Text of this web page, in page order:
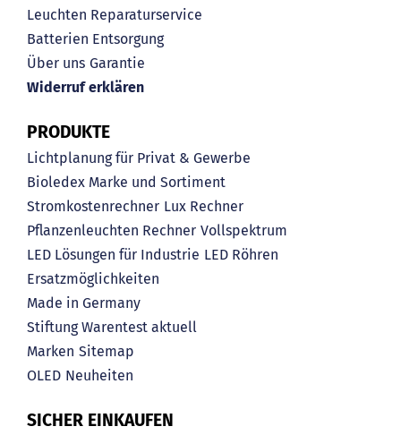
Leuchten Reparaturservice
Batterien Entsorgung
Über uns Garantie
Widerruf erklären
PRODUKTE
Lichtplanung für Privat & Gewerbe
Bioledex Marke und Sortiment
Stromkostenrechner Lux Rechner
Pflanzenleuchten Rechner Vollspektrum
LED Lösungen für Industrie LED Röhren
Ersatzmöglichkeiten
Made in Germany
Stiftung Warentest aktuell
Marken Sitemap
OLED Neuheiten
SICHER EINKAUFEN